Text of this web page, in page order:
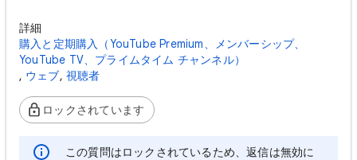
詳細
購入と定期購入（YouTube Premium、メンバーシップ、
YouTube TV、プライムタイム チャンネル）
, ウェブ, 視聴者
ロックされています
この質問はロックされているため、返信は無効に